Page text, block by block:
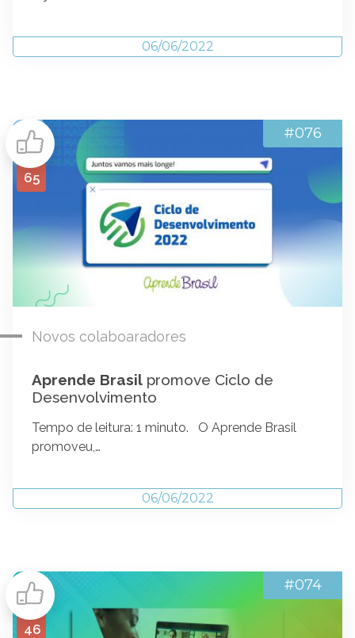
06/06/2022
65
Novos colaboaradores
Aprende Brasil promove Ciclo de
Desenvolvimento
Tempo de leitura: 1 minuto. O Aprende Brasil
promoveu,…
#076
06/06/2022
46
#074